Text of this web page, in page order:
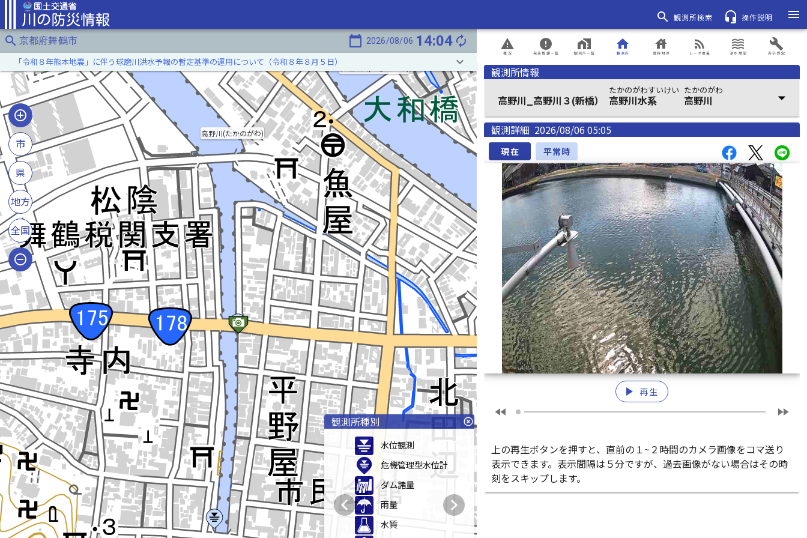
search 観測所検索 headset_mic 操作説明
menu
search 京都府舞鶴市 calendar_today 2026/08/06 14:04 autorenew
高野川(たかのがわ)
「令和８年熊本地震」に伴う球磨川洪水予報の暫定基準の運用について（令和８年８月５日） keyboard_arrow_down
市
県
地方
全国
観測所種別 highlight_off
水位観測
危機管理型水位計
ダム諸量
雨量
水質
chevron_left chevron_right
概況
report_problem
発表情報一覧
error
観測所一覧
home_work
観測所
home
登録地点
house
レーダ雨量
rss_feed
浸水想定
waves
表示設定
build
観測所情報
高野川_高野川３(新橋）
たかのがわすいけい
高野川水系
たかのがわ
高野川 arrow_drop_down
観測詳細 2026/08/06 05:05
現在 平常時
play_arrow 再生
fast_rewind fast_forward
上の再生ボタンを押すと、直前の１~２時間のカメラ画像をコマ送り
表示できます。表示間隔は５分ですが、過去画像がない場合はその時
刻をスキップします。